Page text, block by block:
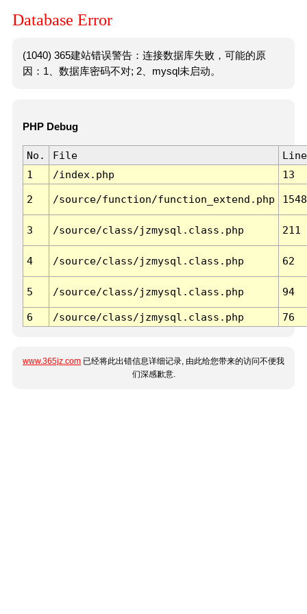
Database Error
(1040) 365建站错误警告：连接数据库失败，可能的原
因：1、数据库密码不对; 2、mysql未启动。
PHP Debug
No. File
Line
1
/index.php 13
2 /source/function/function_extend.php 1548
3 /source/class/jzmysql.class.php 211
4 /source/class/jzmysql.class.php 62
5 /source/class/jzmysql.class.php 94
6 /source/class/jzmysql.class.php 76
www.365jz.com 已经将此出错信息详细记录, 由此给您带来的访问不便我
们深感歉意.